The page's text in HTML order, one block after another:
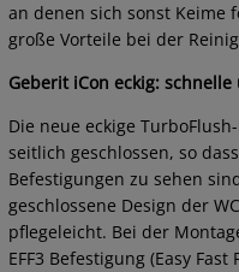
an denen sich sonst Keime
große Vorteile bei der
Geberit iCon eckig:
Die neue eckige
seitlich geschlossen, so
Befestigungen zu sehen
geschlossene Design der
pflegeleicht. Bei der
EFF3 Befestigung (Easy